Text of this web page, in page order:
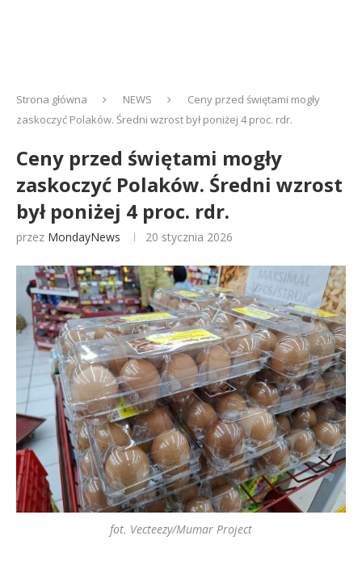
Strona główna NEWS
Ceny przed świętami mogły
zaskoczyć Polaków. Średni wzrost był poniżej 4 proc. rdr.
Ceny przed świętami mogły
zaskoczyć Polaków. Średni wzrost
był poniżej 4 proc. rdr.
przez MondayNews 20 stycznia 2026
fot. Vecteezy/Mumar Project